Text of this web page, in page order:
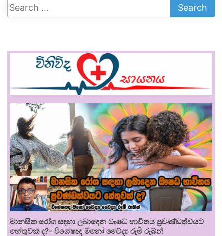
මානසික රෝග සඳහා ලබාදෙන ඖෂධ භාවිතය ප්‍රචණ්ඩත්වයට
හේතුවක් ද?- විශේෂඥ මනෝ වෛද්‍ය රූමි රූබන්